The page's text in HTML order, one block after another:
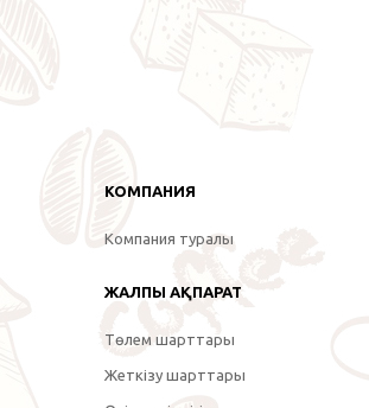
КОМПАНИЯ
Компания туралы
ЖАЛПЫ АҚПАРАТ
Төлем шарттары
Жеткізу шарттары